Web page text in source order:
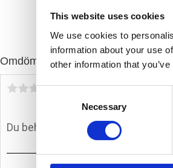
This website uses cookies
We use cookies to
information about your use
other information that
C
Necessary
Omdömen
Du